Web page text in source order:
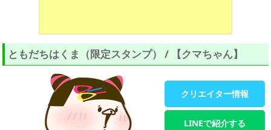
ともだちはくま（限定スタンプ） / 【クマちゃん】
クリエイター情報
LINEで紹介する